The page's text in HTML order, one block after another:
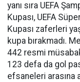
yanı sıra UEFA
Kupası, UEFA
Kupası zaferleri
kupa bırakmadı.
442 resmi
123 defa da gol
efsaneleri arasına